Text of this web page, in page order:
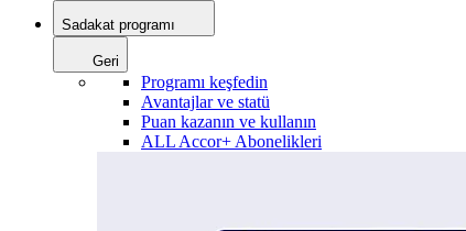
Sadakat programı
Geri
Programı keşfedin
Avantajlar ve statü
Puan kazanın ve kullanın
ALL Accor+ Abonelikleri